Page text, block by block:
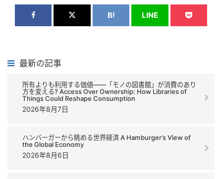
B! LINE
最新の記事
所有よりも利用する価値――「モノの図書館」が消費のあり
方を変える? Access Over Ownership: How Libraries of
Things Could Reshape Consumption
2026年8月7日
ハンバーガーから眺める世界経済 A Hamburger’s View of
the Global Economy
2026年8月6日